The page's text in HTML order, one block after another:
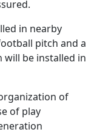
in nearby
pitch and a
be installed in
of
of play